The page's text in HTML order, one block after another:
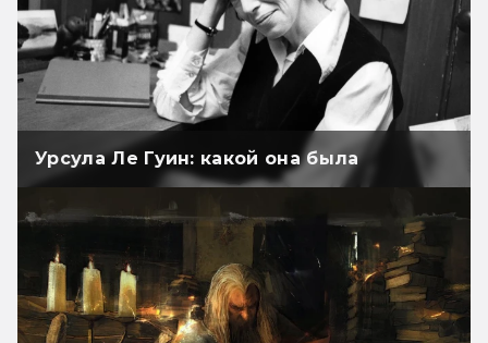
Урсула Ле Гуин: какой она была